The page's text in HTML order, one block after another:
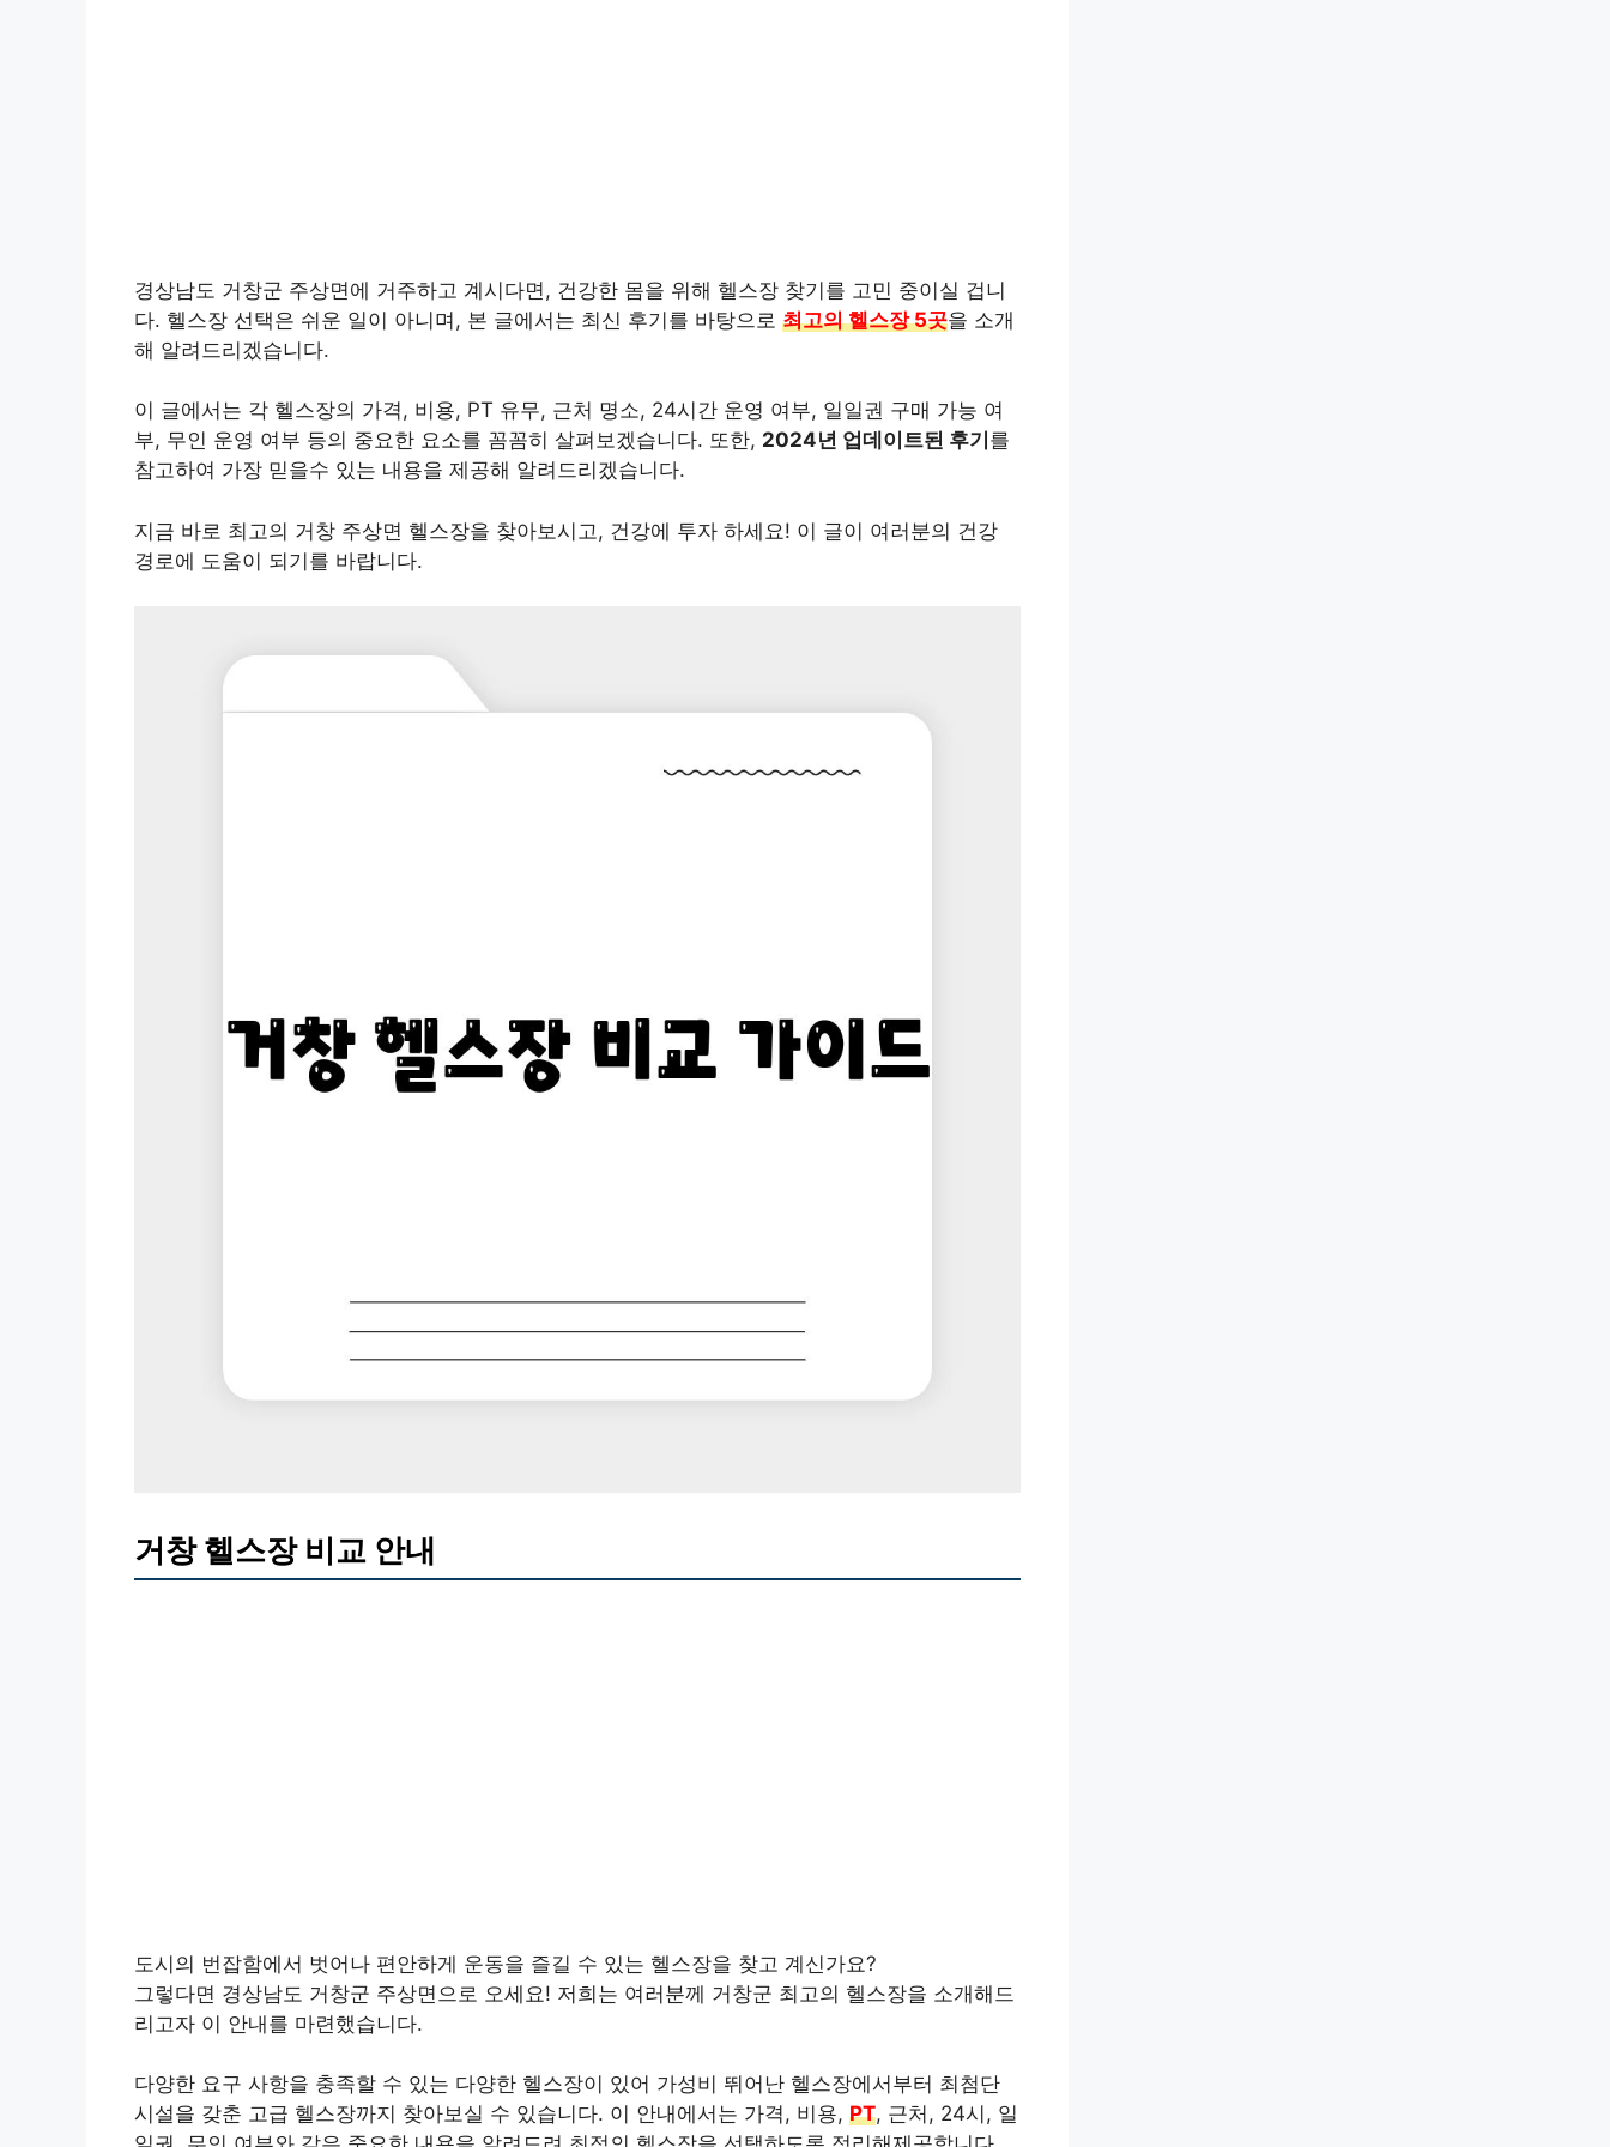
경상남도 거창군 주상면에 거주하고 계시다면, 건강한 몸을 위해 헬스장 찾기를 고민 중이실 겁니
다. 헬스장 선택은 쉬운 일이 아니며, 본 글에서는 최신 후기를 바탕으로 최고의 헬스장 5곳을 소개
해 알려드리겠습니다.
이 글에서는 각 헬스장의 가격, 비용, PT 유무, 근처 명소, 24시간 운영 여부, 일일권 구매 가능 여
부, 무인 운영 여부 등의 중요한 요소를 꼼꼼히 살펴보겠습니다. 또한, 2024년 업데이트된 후기 를
참고하여 가장 믿을수 있는 내용을 제공해 알려드리겠습니다.
지금 바로 최고의 거창 주상면 헬스장을 찾아보시고, 건강에 투자 하세요! 이 글이 여러분의 건강
경로에 도움이 되기를 바랍니다.
거창 헬스장 비교 안내
도시의 번잡함에서 벗어나 편안하게 운동을 즐길 수 있는 헬스장을 찾고 계신가요?
그렇다면 경상남도 거창군 주상면으로 오세요! 저희는 여러분께 거창군 최고의 헬스장을 소개해드
리고자 이 안내를 마련했습니다.
다양한 요구 사항을 충족할 수 있는 다양한 헬스장이 있어 가성비 뛰어난 헬스장에서부터 최첨단
시설을 갖춘 고급 헬스장까지 찾아보실 수 있습니다. 이 안내에서는 가격, 비용, PT, 근처, 24시, 일